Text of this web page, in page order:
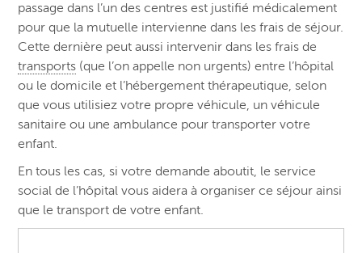
passage dans l’un des centres est justifié médicalement
pour que la mutuelle intervienne dans les frais de séjour.
Cette dernière peut aussi intervenir dans les frais de
transports (que l’on appelle non urgents) entre l’hôpital
ou le domicile et l’hébergement thérapeutique, selon
que vous utilisiez votre propre véhicule, un véhicule
sanitaire ou une ambulance pour transporter votre
enfant.
En tous les cas, si votre demande aboutit, le service
social de l’hôpital vous aidera à organiser ce séjour ainsi
que le transport de votre enfant.